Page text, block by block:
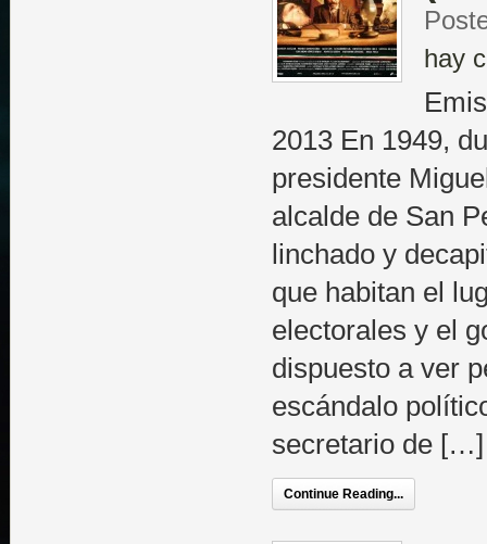
hay
2013 En 1949,
presidente
alcalde de San
linchado y
que habitan el
electorales y el
dispuesto a ver
escándalo
secretario de […]
Continue Reading...